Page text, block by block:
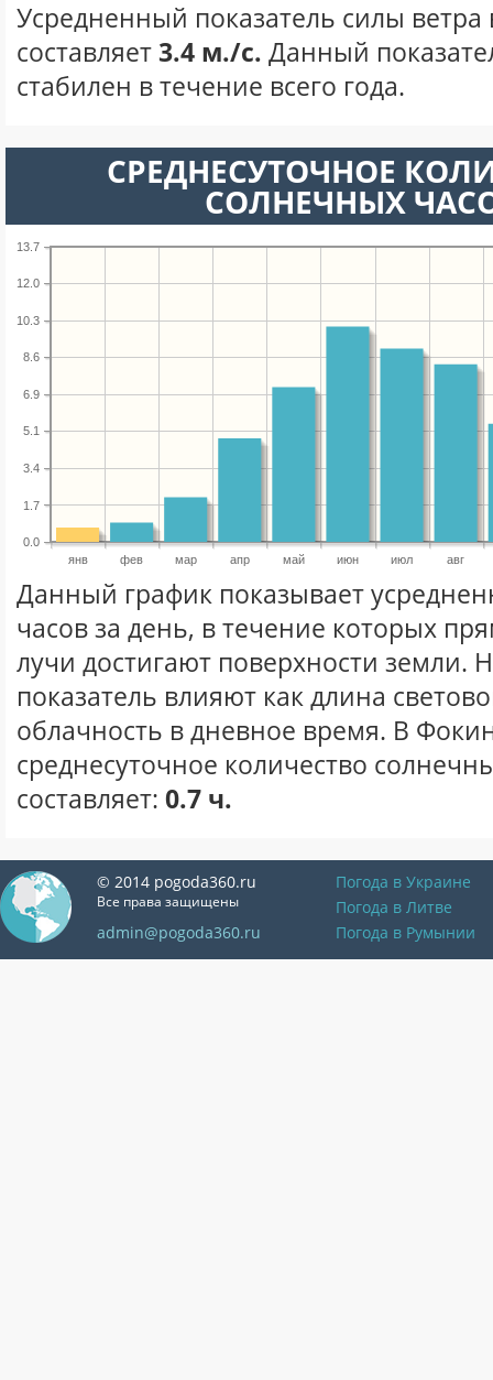
Усредненный показатель силы ветра
составляет3.4 м./с. Данный
стабилен в течение всего года.
СРЕДНЕСУТОЧНОЕ
СОЛНЕЧНЫХ
янв фев мар апр май июн июл авг
0.0
1.7
3.4
5.1
6.9
8.6
10.3
12.0
13.7
Данный график показывает
часов за день, в течение которых
лучи достигают поверхности земли.
показатель влияют как длина
облачность в дневное время. В
среднесуточное количество
составляет: 0.7 ч.
© 2014 pogoda360.ru
Все права защищены
admin@pogoda360.ru
Погода в Украине
Погода в Литве
Погода в Румынии